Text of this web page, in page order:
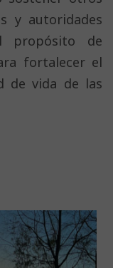
y autoridades
propósito de
fortalecer el
de vida de las